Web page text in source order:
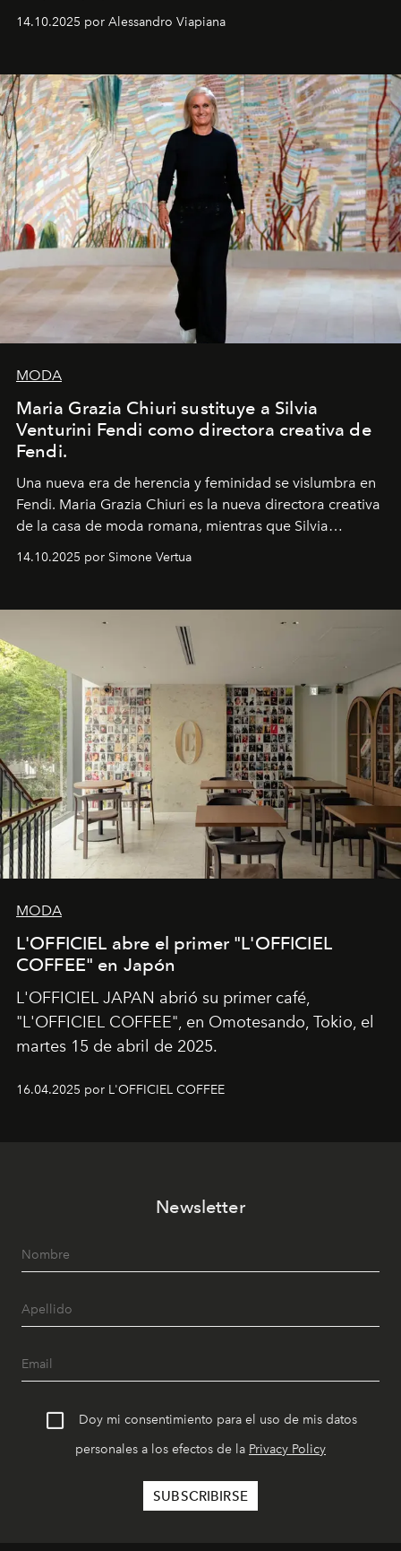
demasiado en cómo me perciben. Creo que es una
pérdida de tiempo", afirma.
14.10.2025 por Alessandro Viapiana
MODA
Maria Grazia Chiuri sustituye a Silvia
Venturini Fendi como directora creativa de
Fendi.
Una nueva era de herencia y feminidad se vislumbra en
Fendi. Maria Grazia Chiuri es la nueva directora creativa
de la casa de moda romana, mientras que Silvia
14.10.2025 por Simone Vertua
MODA
L'OFFICIEL abre el primer "L'OFFICIEL
COFFEE" en Japón
L'OFFICIEL JAPAN abrió su primer café,
"L'OFFICIEL COFFEE", en Omotesando, Tokio, el
martes 15 de abril de 2025.
16.04.2025 por L'OFFICIEL COFFEE
Newsletter
Doy mi consentimiento para el uso de mis datos
personales a los efectos de la Privacy Policy